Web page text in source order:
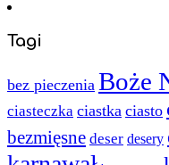
Tagi
bez pieczenia Boże
ciasteczka ciastka ciasto
bezmięsne deser desery